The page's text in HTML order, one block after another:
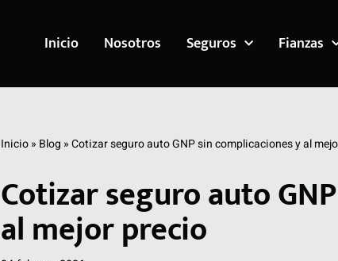
Inicio Nosotros Seguros Fianzas
Inicio» Blog »Cotizar seguro auto GNP sin complicaciones y al
Cotizar seguro auto
al mejor precio